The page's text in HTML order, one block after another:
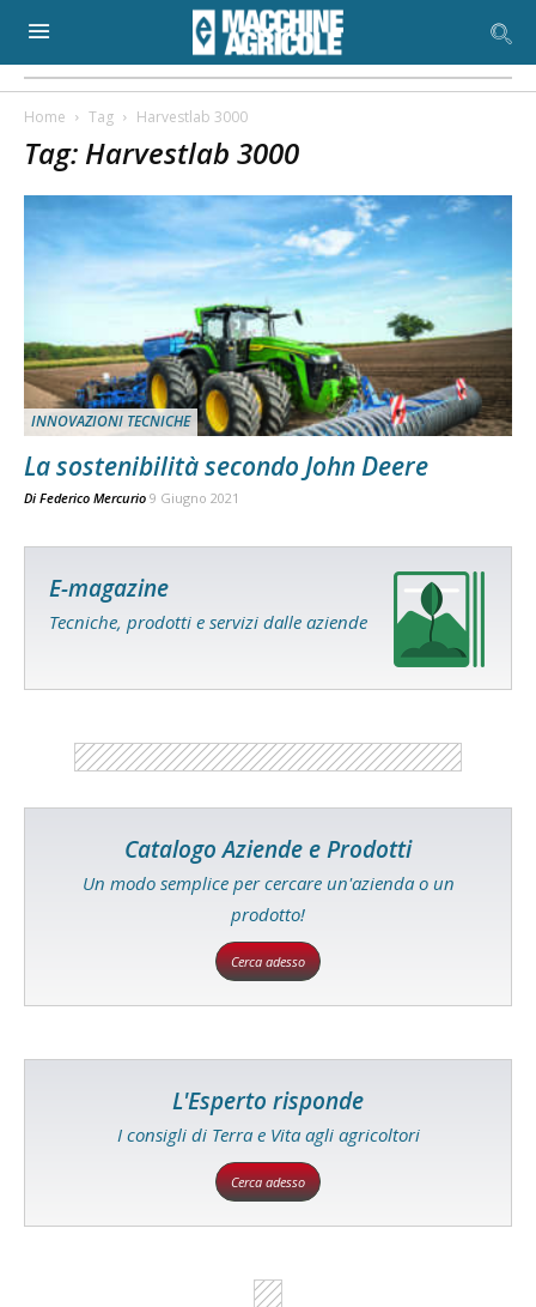
Home Tag Harvestlab 3000
Tag: Harvestlab 3000
INNOVAZIONI TECNICHE
La sostenibilità secondo John Deere
Di Federico Mercurio 9 Giugno 2021
E-magazine
Tecniche, prodotti e servizi dalle aziende
Catalogo Aziende e Prodotti
Un modo semplice per cercare un'azienda o un
prodotto!
Cerca adesso
L'Esperto risponde
I consigli di Terra e Vita agli agricoltori
Cerca adesso